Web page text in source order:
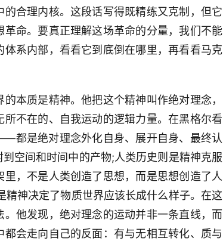
合理内核。这段话写得既精练又克制，但它
命。要真正理解这场革命的分量，我们不能
系内部，看看它到底倒在哪里，再看看马克
本质是精神。他把这个精神叫作绝对理念，
不在的、自我运动的逻辑力量。在黑格尔看
是绝对理念外化自身、展开自身、最终认
空间和时间中的产物;人类历史则是精神克服
，不是人类创造了思想，而是思想创造了人
神决定了物质世界应该长成什么样子。在这
他发现，绝对理念的运动并非一条直线，而
会走向自己的反面：有与无相互转化、质与